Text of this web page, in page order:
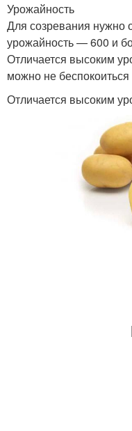
Урожайность
Для созревания нужно
урожайность — 600 и
Отличается высоким
можно не
Отличается высоким